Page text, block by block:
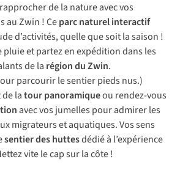
de la nature avec vos
au Zwin ! Ceparc naturel interactif
d’activités, quelle que soit la saison !
pluie et partez en expédition dans les
de la région du Zwin.
parcourir le sentier pieds nus.)
latour panoramiqueou rendez-vous
avec vos jumelles pour admirer les
migrateurs et aquatiques. Vos sens
sentier des huttesdédié à l’expérience
vite le cap sur la côte !